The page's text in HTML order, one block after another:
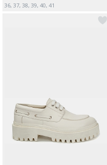
36, 37, 38, 39, 40, 41